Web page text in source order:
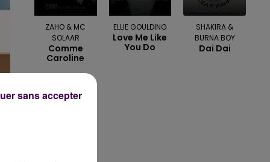
ZAHO & MC
SOLAAR
Comme
Caroline
ELLIE GOULDING
Love Me Like
You Do
SHAKIRA &
BURNA BOY
Dai Dai
sans accepter